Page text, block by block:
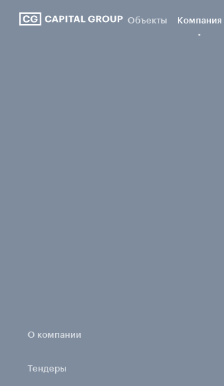
Объекты Компания
О компании
Тендеры